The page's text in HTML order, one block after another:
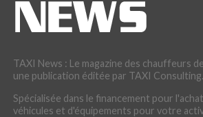
TAXI News : Le magazine des chauffeurs
une publication éditée par TAXI Consulting.
Spécialisée dans le financement pour
véhicules et d'équipements pour votre